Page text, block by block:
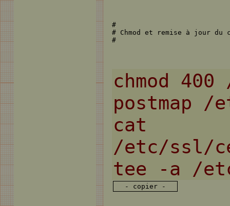
#
# Chmod et remise à jour
#
- copier -